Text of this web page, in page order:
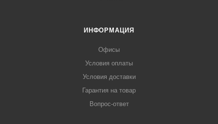
ИНФОРМАЦИЯ
Офисы
Условия оплаты
Условия доставки
Гарантия на товар
Вопрос-ответ